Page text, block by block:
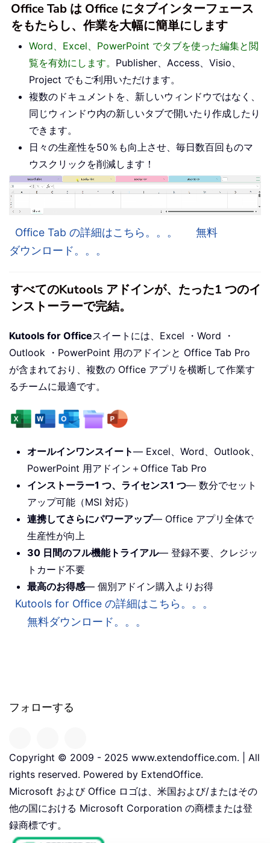
Office Tab は Office にタブインターフェース
をもたらし、作業を大幅に簡単にします
Word、Excel、PowerPoint でタブを使った編集と閲
覧を有効にします。 Publisher、Access、Visio、
Project でもご利用いただけます。
複数のドキュメントを、新しいウィンドウではなく、
同じウィンドウ内の新しいタブで開いたり作成したり
できます。
日々の生産性を50％も向上させ、毎日数百回ものマ
ウスクリックを削減します！
Office Tab の詳細はこちら。。。
無料
ダウンロード。。。
すべてのKutools アドインが、たった1 つのイ
ンストーラーで完結。
Kutools for Officeスイートには、Excel ・Word ・
Outlook ・PowerPoint 用のアドインと Office Tab Pro
が含まれており、複数の Office アプリを横断して作業す
るチームに最適です。
オールインワンスイート— Excel、Word、Outlook、
PowerPoint 用アドイン＋Office Tab Pro
インストーラー1 つ、ライセンス1 つ— 数分でセット
アップ可能（MSI 対応）
連携してさらにパワーアップ— Office アプリ全体で
生産性が向上
30 日間のフル機能トライアル— 登録不要、クレジッ
トカード不要
最高のお得感— 個別アドイン購入よりお得
Kutools for Office の詳細はこちら。。。
無料ダウンロード。。。
フォローする
Copyright © 2009 - 2025 www.extendoffice.com. | All
rights reserved. Powered by ExtendOffice.
Microsoft および Office ロゴは、米国および/またはその
他の国における Microsoft Corporation の商標または登
録商標です。